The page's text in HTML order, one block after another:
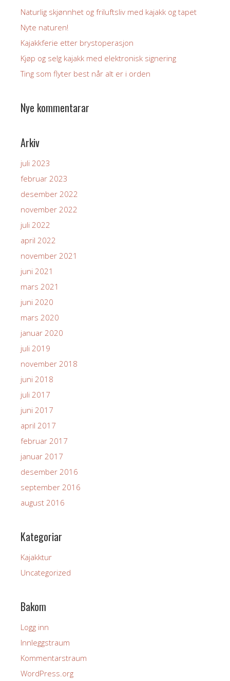
Naturlig skjønnhet og friluftsliv med kajakk og tapet
Nyte naturen!
Kajakkferie etter brystoperasjon
Kjøp og selg kajakk med elektronisk signering
Ting som flyter best når alt er i orden
Nye kommentarar
Arkiv
juli 2023
februar 2023
desember 2022
november 2022
juli 2022
april 2022
november 2021
juni 2021
mars 2021
juni 2020
mars 2020
januar 2020
juli 2019
november 2018
juni 2018
juli 2017
juni 2017
april 2017
februar 2017
januar 2017
desember 2016
september 2016
august 2016
Kategoriar
Kajakktur
Uncategorized
Bakom
Logg inn
Innleggstraum
Kommentarstraum
WordPress.org